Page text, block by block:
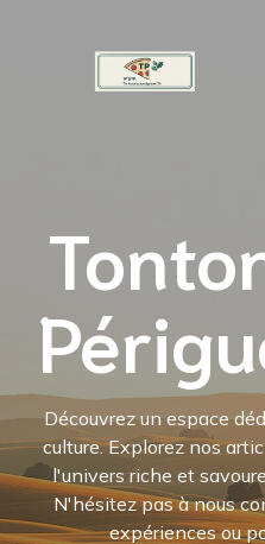
Découvrez un espace
culture. Explorez nos
l'univers riche et
N'hésitez pas à nous
expériences ou